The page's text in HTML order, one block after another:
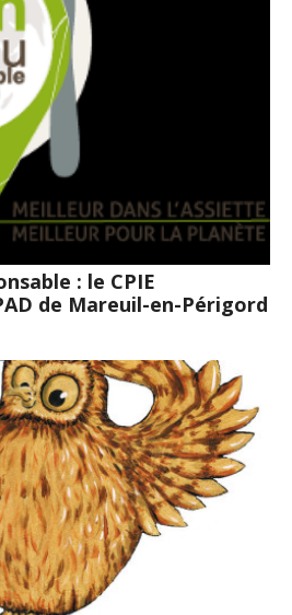
: le CPIE
de Mareuil-en-Périgord